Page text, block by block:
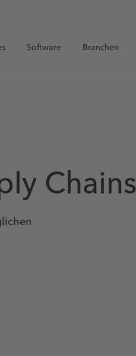
Software Branchen
Chains